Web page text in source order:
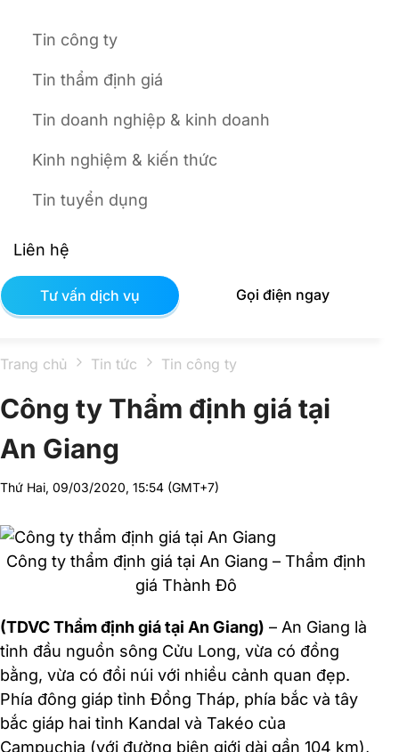
Tin công ty
Tin thẩm định giá
Tin doanh nghiệp & kinh doanh
Kinh nghiệm & kiến thức
Tin tuyển dụng
Liên hệ
Tư vấn dịch vụ Gọi điện ngay
Trang chủ Tin tức Tin công ty
Công ty Thẩm định giá tại
An Giang
Thứ Hai, 09/03/2020, 15:54 (GMT+7)
Công ty thẩm định giá tại An Giang – Thẩm định
giá Thành Đô
(TDVC Thẩm định giá tại An Giang) – An Giang là
tỉnh đầu nguồn sông Cửu Long, vừa có đồng
bằng, vừa có đồi núi với nhiều cảnh quan đẹp.
Phía đông giáp tỉnh Đồng Tháp, phía bắc và tây
bắc giáp hai tỉnh Kandal và Takéo của
Campuchia (với đường biên giới dài gần 104 km),